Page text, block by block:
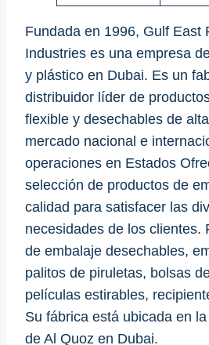
Fundada en 1996, Gulf East
Industries es una empresa
y plástico en Dubai. Es un
distribuidor líder de
flexible y desechables de
mercado nacional e
operaciones en Estados
selección de productos de
calidad para satisfacer las
necesidades de los clientes.
de embalaje desechables,
palitos de piruletas, bolsas
películas estirables,
Su fábrica está ubicada en
de Al Quoz en Dubai.